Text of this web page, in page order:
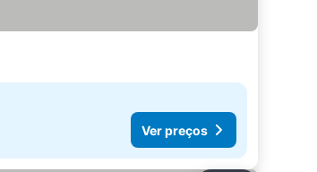
Ver preços